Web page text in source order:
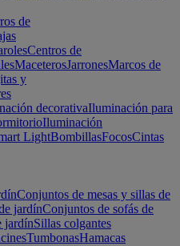
de
Centros de
MaceterosJarronesMarcos de
y
decorativaIluminación para
Iluminación
LightBombillasFocosCintas
Conjuntos de mesas y sillas de
jardínConjuntos de sofás de
jardínSillas colgantes
TumbonasHamacas